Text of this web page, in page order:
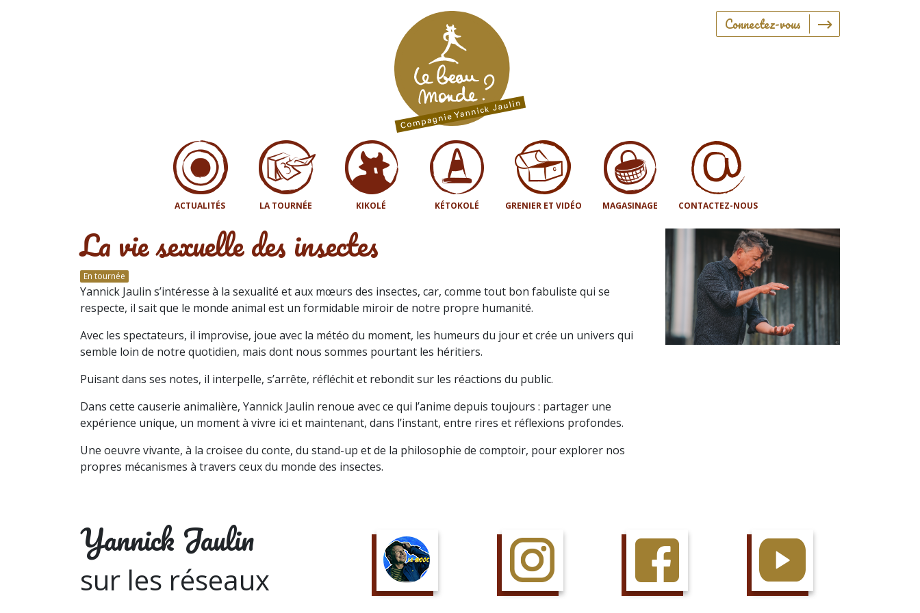
Connectez-vous
ACTUALITÉS LA TOURNÉE KIKOLÉ KÉTOKOLÉ GRENIER ET VIDÉO MAGASINAGE CONTACTEZ-NOUS
La vie sexuelle des insectes
En tournée
Yannick Jaulin s’intéresse à la sexualité et aux mœurs des insectes, car, comme tout bon fabuliste qui se
respecte, il sait que le monde animal est un formidable miroir de notre propre humanité.
Avec les spectateurs, il improvise, joue avec la météo du moment, les humeurs du jour et crée un univers qui
semble loin de notre quotidien, mais dont nous sommes pourtant les héritiers.
Puisant dans ses notes, il interpelle, s’arrête, réfléchit et rebondit sur les réactions du public.
Dans cette causerie animalière, Yannick Jaulin renoue avec ce qui l’anime depuis toujours : partager une
expérience unique, un moment à vivre ici et maintenant, dans l’instant, entre rires et réflexions profondes.
Une oeuvre vivante, à la croisee du conte, du stand-up et de la philosophie de comptoir, pour explorer nos
propres mécanismes à travers ceux du monde des insectes.
Yannick Jaulin
sur les réseaux